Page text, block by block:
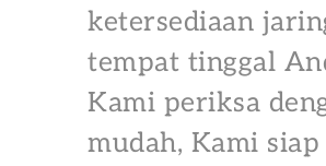
ketersediaan
tempat tinggal
Kami periksa
mudah, Kami siap